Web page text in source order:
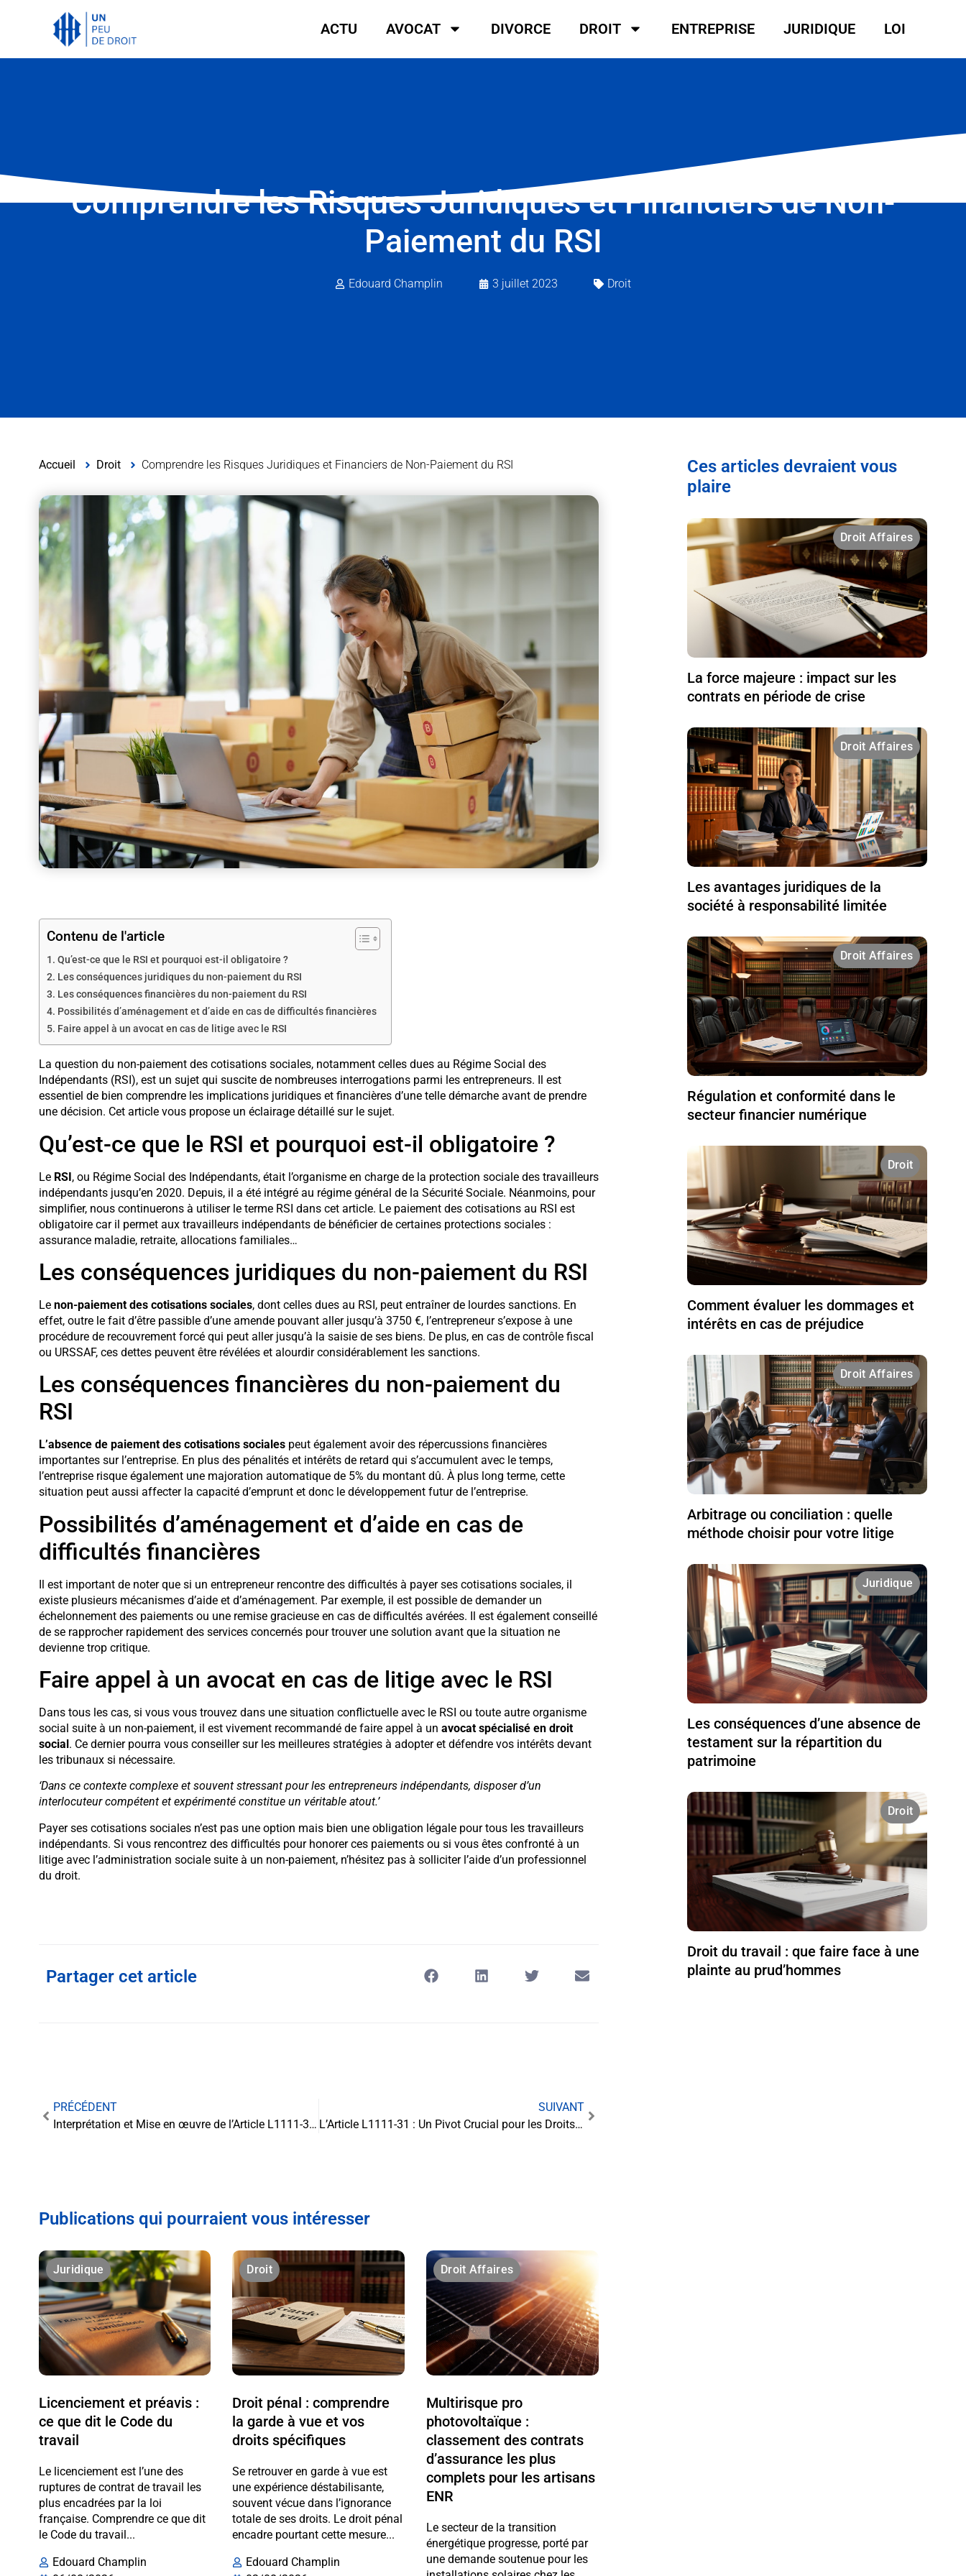
ACTU AVOCAT DIVORCE DROIT ENTREPRISE JURIDIQUE LOI
Comprendre les Risques Juridiques et Financiers de Non-
Paiement du RSI
Edouard Champlin 3 juillet 2023 Droit
Accueil Droit Comprendre les Risques Juridiques et Financiers de Non-Paiement du RSI
Contenu de l'article
Qu’est-ce que le RSI et pourquoi est-il obligatoire ?
Les conséquences juridiques du non-paiement du RSI
Les conséquences financières du non-paiement du RSI
Possibilités d’aménagement et d’aide en cas de difficultés financières
Faire appel à un avocat en cas de litige avec le RSI
La question du non-paiement des cotisations sociales, notamment celles dues au Régime Social des
Indépendants (RSI), est un sujet qui suscite de nombreuses interrogations parmi les entrepreneurs. Il est
essentiel de bien comprendre les implications juridiques et financières d’une telle démarche avant de prendre
une décision. Cet article vous propose un éclairage détaillé sur le sujet.
Qu’est-ce que le RSI et pourquoi est-il obligatoire ?
Le RSI, ou Régime Social des Indépendants, était l’organisme en charge de la protection sociale des travailleurs
indépendants jusqu’en 2020. Depuis, il a été intégré au régime général de la Sécurité Sociale. Néanmoins, pour
simplifier, nous continuerons à utiliser le terme RSI dans cet article. Le paiement des cotisations au RSI est
obligatoire car il permet aux travailleurs indépendants de bénéficier de certaines protections sociales :
assurance maladie, retraite, allocations familiales…
Les conséquences juridiques du non-paiement du RSI
Le non-paiement des cotisations sociales, dont celles dues au RSI, peut entraîner de lourdes sanctions. En
effet, outre le fait d’être passible d’une amende pouvant aller jusqu’à 3750 €, l’entrepreneur s’expose à une
procédure de recouvrement forcé qui peut aller jusqu’à la saisie de ses biens. De plus, en cas de contrôle fiscal
ou URSSAF, ces dettes peuvent être révélées et alourdir considérablement les sanctions.
Les conséquences financières du non-paiement du
RSI
L’absence de paiement des cotisations socialespeut également avoir des répercussions financières
importantes sur l’entreprise. En plus des pénalités et intérêts de retard qui s’accumulent avec le temps,
l’entreprise risque également une majoration automatique de 5% du montant dû. À plus long terme, cette
situation peut aussi affecter la capacité d’emprunt et donc le développement futur de l’entreprise.
Possibilités d’aménagement et d’aide en cas de
difficultés financières
Il est important de noter que si un entrepreneur rencontre des difficultés à payer ses cotisations sociales, il
existe plusieurs mécanismes d’aide et d’aménagement. Par exemple, il est possible de demander un
échelonnement des paiements ou une remise gracieuse en cas de difficultés avérées. Il est également conseillé
de se rapprocher rapidement des services concernés pour trouver une solution avant que la situation ne
devienne trop critique.
Faire appel à un avocat en cas de litige avec le RSI
Dans tous les cas, si vous vous trouvez dans une situation conflictuelle avec le RSI ou toute autre organisme
social suite à un non-paiement, il est vivement recommandé de faire appel à un avocat spécialisé en droit
social. Ce dernier pourra vous conseiller sur les meilleures stratégies à adopter et défendre vos intérêts devant
les tribunaux si nécessaire.
‘Dans ce contexte complexe et souvent stressant pour les entrepreneurs indépendants, disposer d’un
interlocuteur compétent et expérimenté constitue un véritable atout.’
Payer ses cotisations sociales n’est pas une option mais bien une obligation légale pour tous les travailleurs
indépendants. Si vous rencontrez des difficultés pour honorer ces paiements ou si vous êtes confronté à un
litige avec l’administration sociale suite à un non-paiement, n’hésitez pas à solliciter l’aide d’un professionnel
du droit.
Partager cet article
PRÉCÉDENT
Interprétation et Mise en œuvre de l’Article L1111-30 : Un Bouclier Contre la Torture
SUIVANT
L’Article L1111-31 : Un Pivot Crucial pour les Droits des Personnes en Détention
Publications qui pourraient vous intéresser
Juridique
Licenciement et préavis :
ce que dit le Code du
travail
Le licenciement est l’une des
ruptures de contrat de travail les
plus encadrées par la loi
française. Comprendre ce que dit
le Code du travail...
Edouard Champlin
Droit
Droit pénal : comprendre
la garde à vue et vos
droits spécifiques
Se retrouver en garde à vue est
une expérience déstabilisante,
souvent vécue dans l’ignorance
totale de ses droits. Le droit pénal
encadre pourtant cette mesure...
Edouard Champlin
Droit Affaires
Multirisque pro
photovoltaïque :
classement des contrats
d’assurance les plus
complets pour les artisans
ENR
Le secteur de la transition
énergétique progresse, porté par
une demande soutenue pour les
Ces articles devraient vous
plaire
Droit Affaires
La force majeure : impact sur les
contrats en période de crise
Droit Affaires
Les avantages juridiques de la
société à responsabilité limitée
Droit Affaires
Régulation et conformité dans le
secteur financier numérique
Droit
Comment évaluer les dommages et
intérêts en cas de préjudice
Droit Affaires
Arbitrage ou conciliation : quelle
méthode choisir pour votre litige
Juridique
Les conséquences d’une absence de
testament sur la répartition du
patrimoine
Droit
Droit du travail : que faire face à une
plainte au prud’hommes